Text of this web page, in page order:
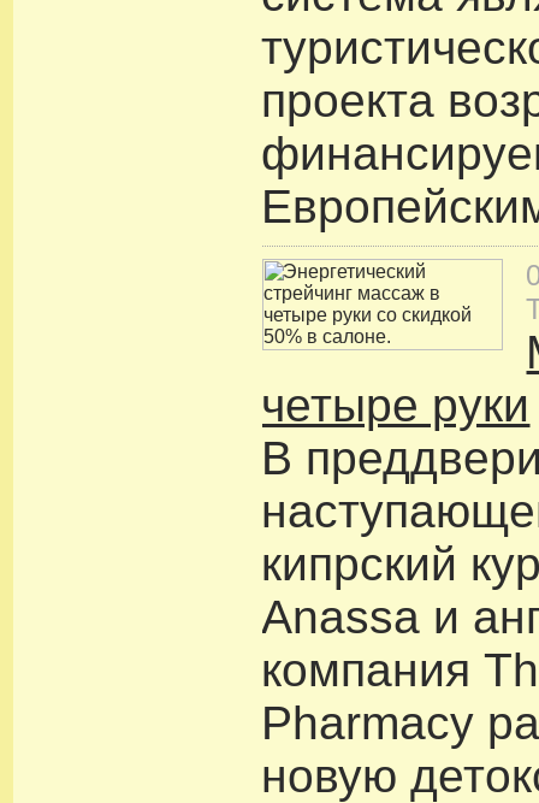
проекта
четыре руки
В
кипрский
Anassa и
компания
Pharmacy
новую